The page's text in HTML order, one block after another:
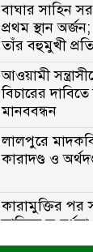
বাঘার সাহিন
প্রথম স্থান
তাঁর বহুমুখী
আওয়ামী
বিচারের
মানববন্ধন
লালপুরে
কারাদণ্ড ও
কারামুক্তির পর
সানিকে
প্রেসক্লাবের